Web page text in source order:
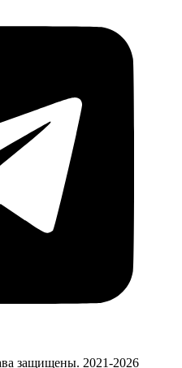
защищены. 2021-2026